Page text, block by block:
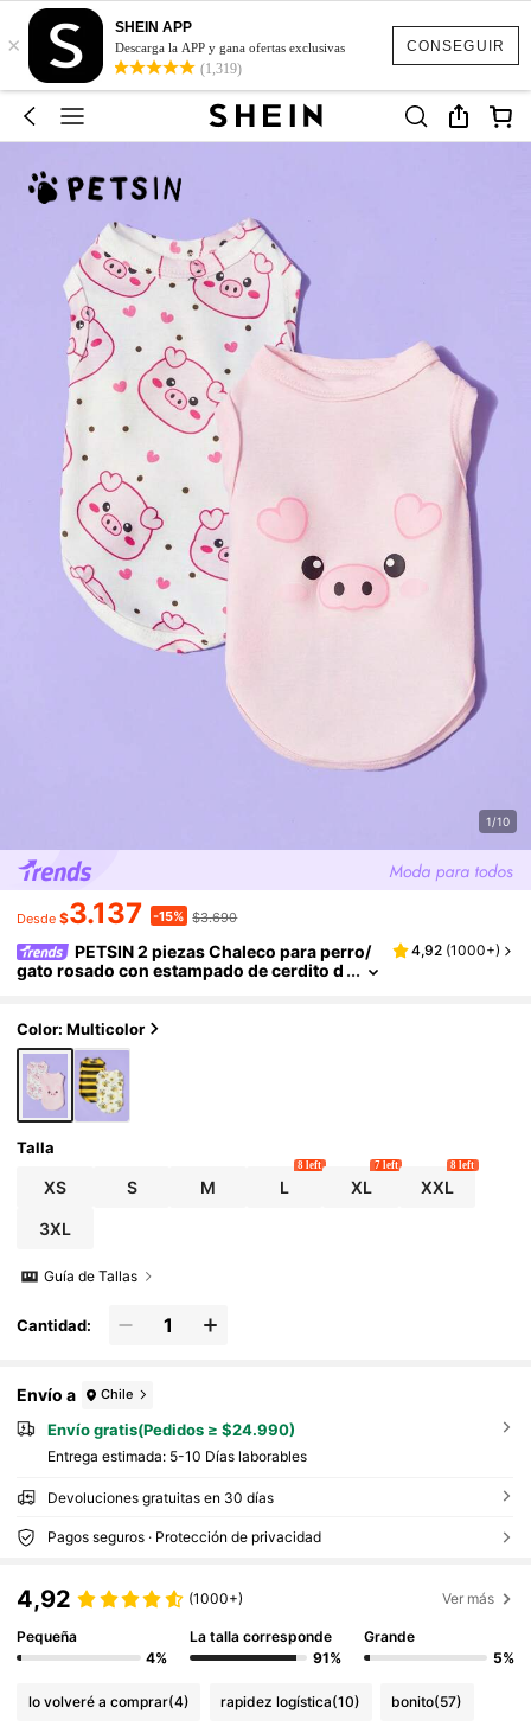
CONSEGUIR
×
SHEIN APP
Descarga la APP y gana ofertas exclusivas
(1,319)
1/10
Desde $3.137 -15% $3.690
PETSIN 2 piezas Chaleco para perro/
gato rosado con estampado de cerdito d
4,92 (1000+)
Color: Multicolor
Talla
XS S M L
8 left
XL
7 left
XXL
8 left
3XL
Guía de Tallas
Cantidad:
Envío a Chile
Envío gratis(Pedidos ≥ $24.990)
Entrega estimada: 5-10 Días laborables
Devoluciones gratuitas en 30 días
Pagos seguros · Protección de privacidad
4,92 (1000+) Ver más
Pequeña
4%
La talla corresponde
91%
Grande
5%
lo volveré a comprar(4) rapidez logística(10) bonito(57)